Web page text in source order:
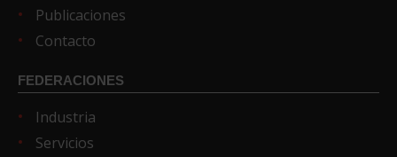
Publicaciones
Contacto
FEDERACIONES
Industria
Servicios